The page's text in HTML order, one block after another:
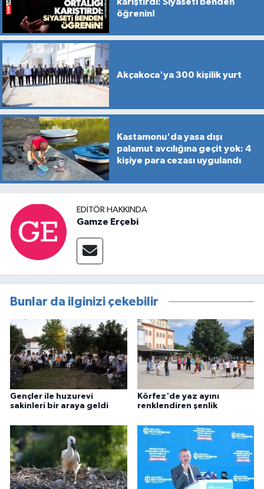
öğrenin!
Akçakoca'ya 300 kişilik yurt
Kastamonu'da yasa dışı
palamut avcılığına geçit yok: 4
kişiye para cezası uygulandı
EDITÖR HAKKINDA
Gamze Erçebi
Bunlar da ilginizi çekebilir
Gençler ile huzurevi
sakinleri bir araya geldi
Körfez'de yaz ayını
renklendiren şenlik